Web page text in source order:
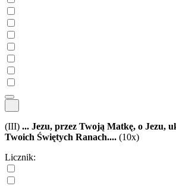
(III) ... Jezu, przez Twoją Matkę, o Jezu,
Twoich Świętych Ranach.... (10x)
Licznik: